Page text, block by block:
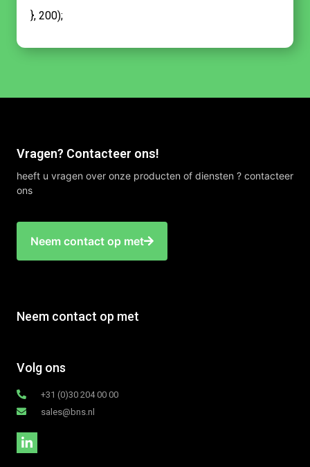
}, 200);
Vragen? Contacteer ons!
heeft u vragen over onze producten of diensten ? contacteer
ons
Neem contact op met
Neem contact op met
Volg ons
+31 (0)30 204 00 00
sales@bns.nl